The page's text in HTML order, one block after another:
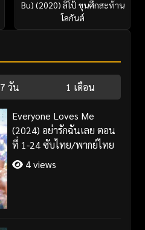
Bu) (2020) ลิโป้ ขุนศึกสะท้าน
โลกันต์
7 วัน 1 เดือน
Everyone Loves Me
(2024) อย่ารักฉันเลย ตอน
ที่ 1-24 ซับไทย/พากย์ไทย
4 views